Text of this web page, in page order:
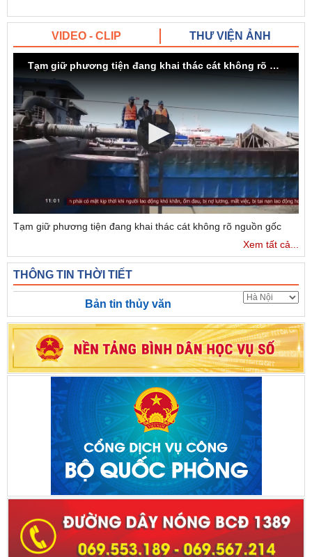
VIDEO - CLIP THƯ VIỆN ẢNH
Tạm giữ phương tiện đang khai thác cát không rõ nguồn gốc
Tạm giữ phương tiện đang khai thác cát không rõ nguồn gốc
Xem tất cả...
THÔNG TIN THỜI TIẾT
Bản tin thủy văn